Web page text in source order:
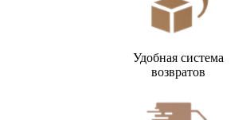
Удобная система
возвратов